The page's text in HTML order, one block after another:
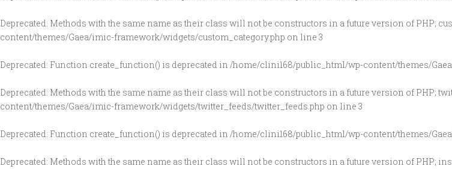
Deprecated: Methods with the same name as their class will not be constructors in a future version of PHP;
content/themes/Gaea/imic-framework/widgets/custom_category.php on line 3
Deprecated: Function create_function() is deprecated in /home/clini168/public_html/wp-content/themes/
Deprecated: Methods with the same name as their class will not be constructors in a future version of PHP;
content/themes/Gaea/imic-framework/widgets/twitter_feeds/twitter_feeds.php on line 3
Deprecated: Function create_function() is deprecated in /home/clini168/public_html/wp-content/themes/
Deprecated: Methods with the same name as their class will not be constructors in a future version of PHP;